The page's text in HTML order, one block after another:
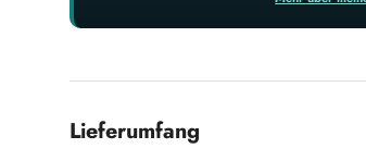
Lieferumfang